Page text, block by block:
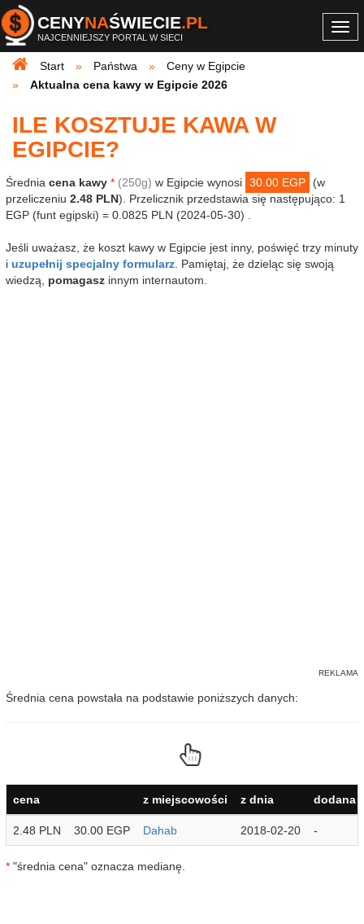
CENYNAŚWIECIE.PL
NAJCENNIEJSZY PORTAL W SIECI
Start
Państwa
Ceny w Egipcie
Aktualna cena kawy w Egipcie 2026
ILE KOSZTUJE KAWA W
EGIPCIE?
Średnia cena kawy * (250g) w Egipcie wynosi 30.00 EGP
(w
przeliczeniu 2.48 PLN). Przelicznik przedstawia się następująco: 1
EGP (funt egipski) = 0.0825 PLN (2024-05-30) .
Jeśli uważasz, że koszt kawy w Egipcie jest inny, poświęć trzy minuty
i uzupełnij specjalny formularz . Pamiętaj, że dzieląc się swoją
wiedzą, pomagasz innym internautom.
Średnia cena powstała na podstawie poniższych danych:
cena z miejscowości z dnia dodana
2.48 PLN 30.00 EGP Dahab 2018-02-20 -
* "średnia cena" oznacza medianę.